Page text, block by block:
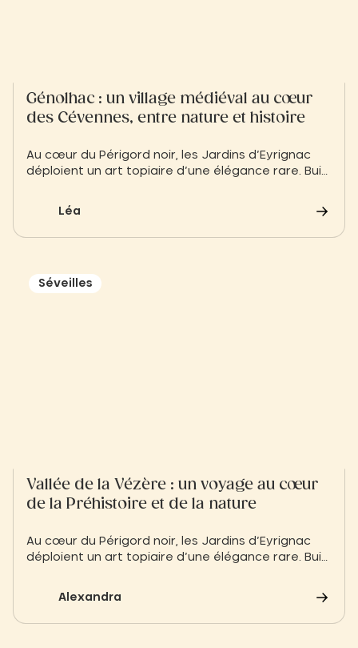
Génolhac : un village médiéval au cœur
des Cévennes, entre nature et histoire
Au cœur du Périgord noir, les Jardins d’Eyrignac
déploient un art topiaire d’une élégance rare. Buis
symétriques offrent une parenthèse de beauté
Léa
Séveilles
Vallée de la Vézère : un voyage au cœur
de la Préhistoire et de la nature
Au cœur du Périgord noir, les Jardins d’Eyrignac
déploient un art topiaire d’une élégance rare. Buis
Alexandra